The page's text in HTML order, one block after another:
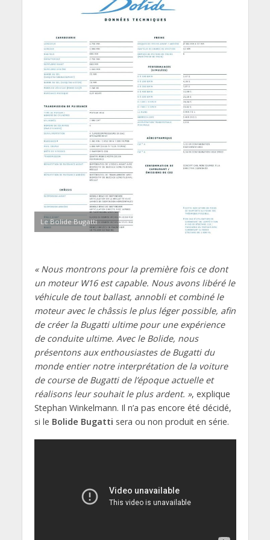
Le Bolide Bugatti
« Nous montrons pour la première fois ce dont
un moteur W16 est capable. Nous avons libéré le
véhicule de tout ballast, annobli et combiné le
moteur avec le châssis le plus léger possible, afin
de créer la Bugatti ultime pour une expérience
de conduite ultime. Avec le Bolide, nous
présentons aux enthousiastes de Bugatti du
monde entier notre interprétation de la voiture
de course de Bugatti de l’époque actuelle et
réalisons leur souhait le plus ardent. », explique
Stephan Winkelmann. Il n’a pas encore été décidé,
si le Bolide Bugatti sera ou non produit en série.